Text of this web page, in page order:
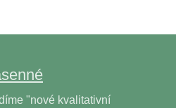
"nové kvalitativní